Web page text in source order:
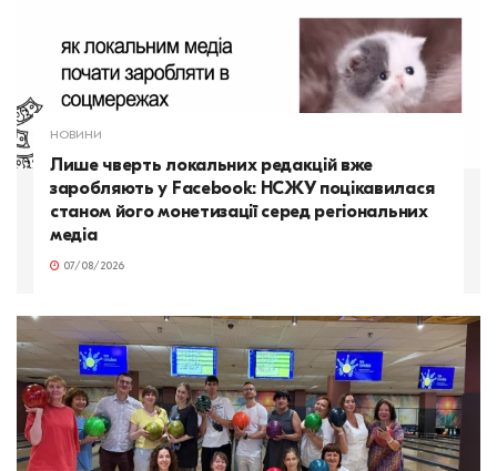
НОВИНИ
Лише чверть локальних редакцій вже
заробляють у Facebook: НСЖУ поцікавилася
станом його монетизації серед регіональних
медіа
07/08/2026